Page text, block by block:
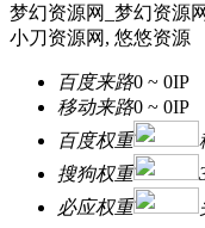
梦幻资源网_梦幻资源
小刀资源网, 悠悠资源
百度来路0 ~ 0IP
移动来路0 ~ 0IP
百度权重
搜狗权重
必应权重